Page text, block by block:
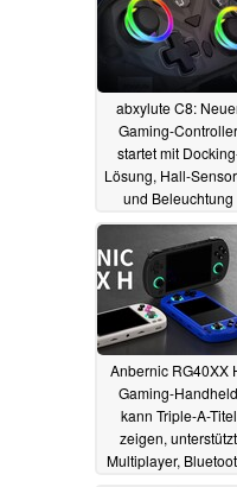
abxylute C8:
Gaming-Controller
startet mit
Lösung, Hall-
und Beleuchtung
15.01.2025
Anbernic RG40XX
Gaming-Handheld
kann Triple-A-Titel
zeigen, unterstützt
Multiplayer,